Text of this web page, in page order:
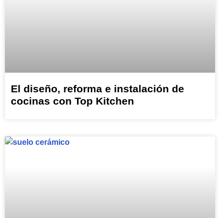
El diseño, reforma e instalación de
cocinas con Top Kitchen